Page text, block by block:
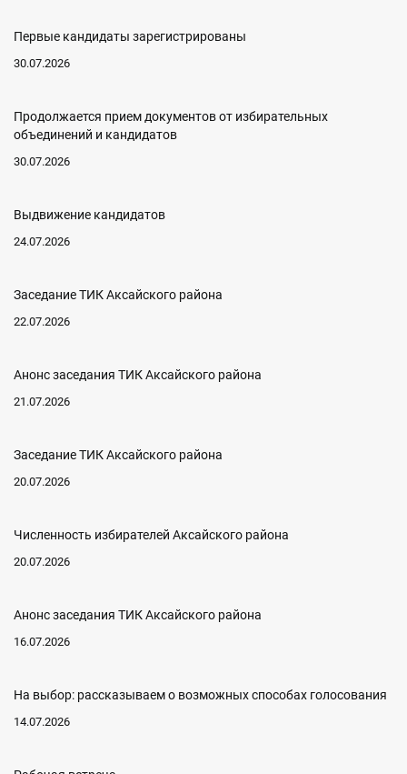
Первые кандидаты зарегистрированы
30.07.2026
Продолжается прием документов от избирательных
объединений и кандидатов
30.07.2026
Выдвижение кандидатов
24.07.2026
Заседание ТИК Аксайского района
22.07.2026
Анонс заседания ТИК Аксайского района
21.07.2026
Заседание ТИК Аксайского района
20.07.2026
Численность избирателей Аксайского района
20.07.2026
Анонс заседания ТИК Аксайского района
16.07.2026
На выбор: рассказываем о возможных способах голосования
14.07.2026